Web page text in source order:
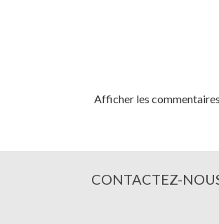
Afficher les commentaires
CONTACTEZ-